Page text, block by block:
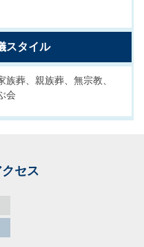
スタイル
葬、親族葬、無宗教、
会
セス